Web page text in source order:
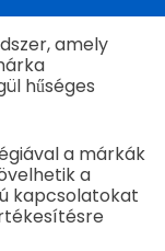
amely
hűséges
a márkák
a
kapcsolatokat